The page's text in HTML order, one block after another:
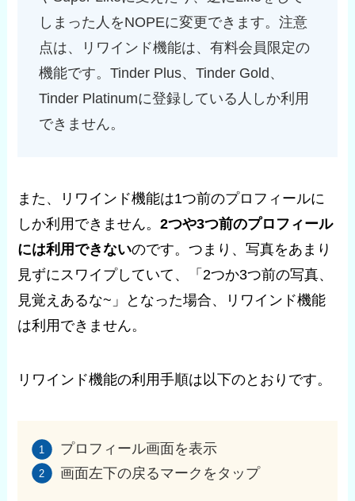
しまった人をNOPEに変更できます。注意
点は、リワインド機能は、有料会員限定の
機能です。Tinder Plus、Tinder Gold、
Tinder Platinumに登録している人しか利用
できません。
また、リワインド機能は1つ前のプロフィールに
しか利用できません。2つや3つ前のプロフィール
には利用できないのです。つまり、写真をあまり
見ずにスワイプしていて、「2つか3つ前の写真、
見覚えあるな~」となった場合、リワインド機能
は利用できません。
リワインド機能の利用手順は以下のとおりです。
プロフィール画面を表示
画面左下の戻るマークをタップ